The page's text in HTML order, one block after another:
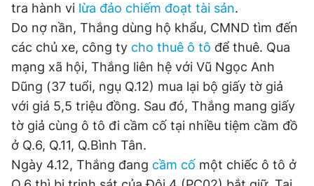
Thông tin tòa soạn Liên hệ quảng cáo
Đọc Thanh Niên trên điện thoại
tra hành vi lừa đảo chiếm đoạt tài sản.
Do nợ nần, Thắng dùng hộ khẩu, CMND tìm đến
các chủ xe, công ty cho thuê ô tô để thuê. Qua
mạng xã hội, Thắng liên hệ với Vũ Ngọc Anh
Dũng (37 tuổi, ngụ Q.12) mua lại bộ giấy tờ giả
với giá 5,5 triệu đồng. Sau đó, Thắng mang giấy
tờ giả cùng ô tô đi cầm cố tại nhiều tiệm cầm đồ
ở Q.6, Q.11, Q.Bình Tân.
Ngày 4.12, Thắng đang cầm cố một chiếc ô tô ở